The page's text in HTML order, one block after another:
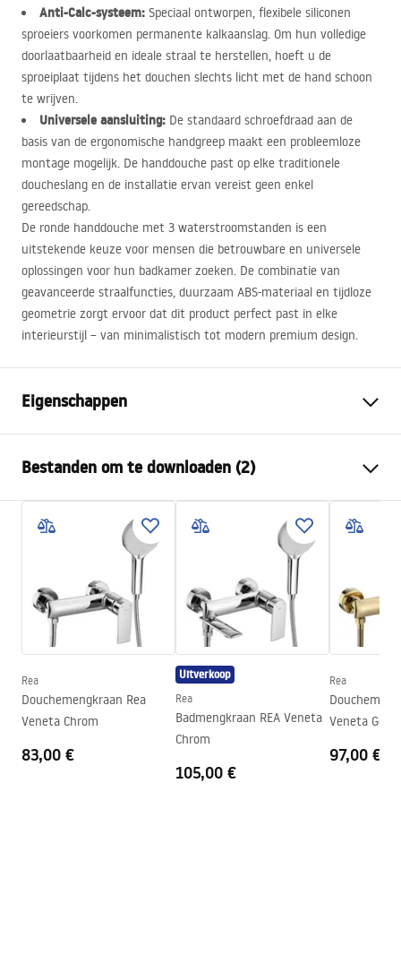
Anti-Calc-systeem: Speciaal ontworpen, flexibele siliconen
sproeiers voorkomen permanente kalkaanslag. Om hun volledige
doorlaatbaarheid en ideale straal te herstellen, hoeft u de
sproeiplaat tijdens het douchen slechts licht met de hand schoon
te wrijven.
Universele aansluiting: De standaard schroefdraad aan de
basis van de ergonomische handgreep maakt een probleemloze
montage mogelijk. De handdouche past op elke traditionele
doucheslang en de installatie ervan vereist geen enkel
gereedschap.
De ronde handdouche met 3 waterstroomstanden is een
uitstekende keuze voor mensen die betrouwbare en universele
oplossingen voor hun badkamer zoeken. De combinatie van
geavanceerde straalfuncties, duurzaam ABS-materiaal en tijdloze
geometrie zorgt ervoor dat dit product perfect past in elke
interieurstijl – van minimalistisch tot modern premium design.
Eigenschappen
Materiaal
Kunststof, ABS
Montagewijze
Geschroefd
Breedte
110
Garantie
24 maanden
Bestanden om te downloaden (2)
Pielęgnacja
Pielęgnacja.pdf
Garantievoorwaarden
Warranty_Terms_and_Conditions_Accessories_-_24.pdf
Rea
Douchemengkraan Rea
Veneta Chrom
83,00 €
Uitverkoop
Rea
Badmengkraan REA Veneta
Chrom
105,00 €
Rea
Veneta Gold
97,00 €